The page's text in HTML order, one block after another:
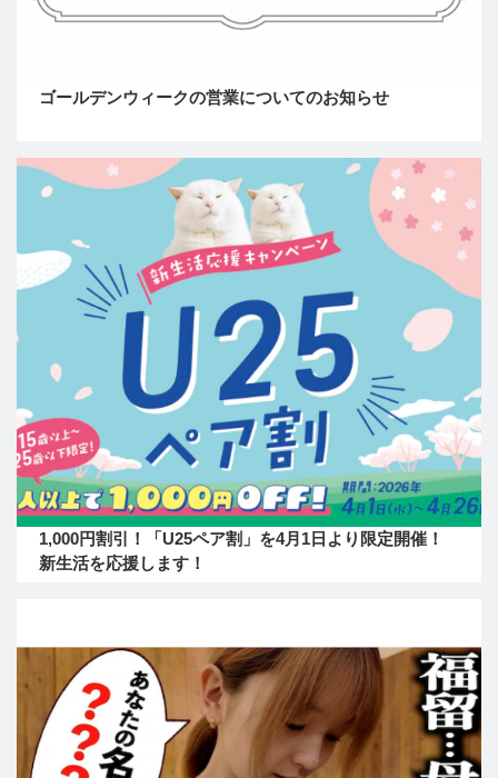
ゴールデンウィークの営業についてのお知らせ
1,000円割引！「U25ペア割」を4月1日より限定開催！
新生活を応援します！